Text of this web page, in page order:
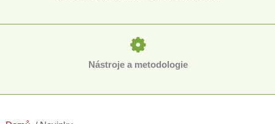
Nástroje a metodologie